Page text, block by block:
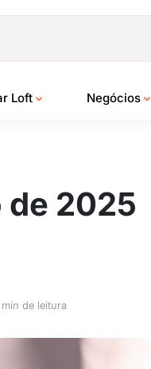
Loft Negócios
de 2025
de leitura